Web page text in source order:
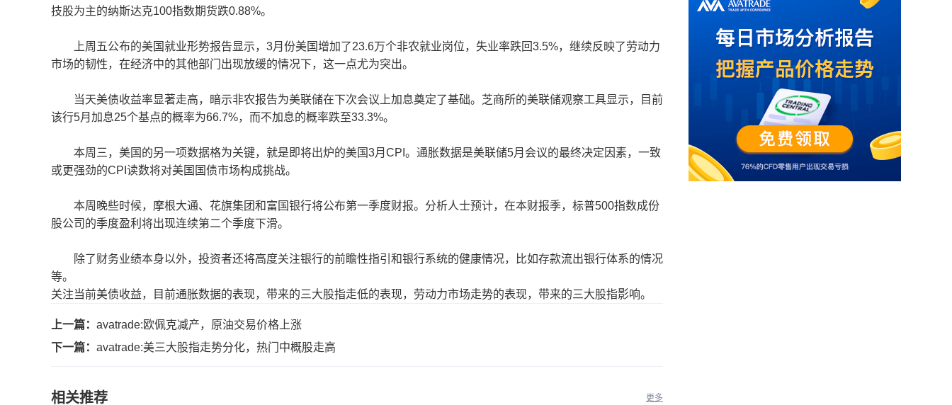
技股为主的纳斯达克100指数期货跌0.88%。
上周五公布的美国就业形势报告显示，3月份美国增加了23.6万个非农就业岗位，失业率跌回3.5%，继续反映了劳动力
市场的韧性，在经济中的其他部门出现放缓的情况下，这一点尤为突出。
当天美债收益率显著走高，暗示非农报告为美联储在下次会议上加息奠定了基础。芝商所的美联储观察工具显示，目前
该行5月加息25个基点的概率为66.7%，而不加息的概率跌至33.3%。
本周三，美国的另一项数据格为关键，就是即将出炉的美国3月CPI。通胀数据是美联储5月会议的最终决定因素，一致
或更强劲的CPI读数将对美国国债市场构成挑战。
本周晚些时候，摩根大通、花旗集团和富国银行将公布第一季度财报。分析人士预计，在本财报季，标普500指数成份
股公司的季度盈利将出现连续第二个季度下滑。
除了财务业绩本身以外，投资者还将高度关注银行的前瞻性指引和银行系统的健康情况，比如存款流出银行体系的情况
等。
关注当前美债收益，目前通胀数据的表现，带来的三大股指走低的表现，劳动力市场走势的表现，带来的三大股指影响。
上一篇： avatrade:欧佩克减产，原油交易价格上涨
下一篇： avatrade:美三大股指走势分化，热门中概股走高
相关推荐 更多